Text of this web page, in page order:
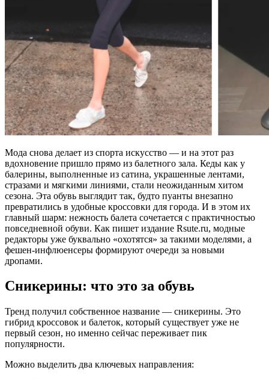
Мода снова делает из спорта искусство — и на этот раз
вдохновение пришло прямо из балетного зала. Кеды как у
балерины, выполненные из сатина, украшенные лентами,
стразами и мягкими линиями, стали неожиданным хитом
сезона. Эта обувь выглядит так, будто пуанты внезапно
превратились в удобные кроссовки для города. И в этом их
главный шарм: нежность балета сочетается с практичностью
повседневной обуви. Как пишет издание Rsute.ru, модные
редакторы уже буквально «охотятся» за такими моделями, а
фешен-инфлюенсеры формируют очереди за новыми
дропами.
Сникерины: что это за обувь
Тренд получил собственное название — сникерины. Это
гибрид кроссовок и балеток, который существует уже не
первый сезон, но именно сейчас переживает пик
популярности.
Можно выделить два ключевых направления: